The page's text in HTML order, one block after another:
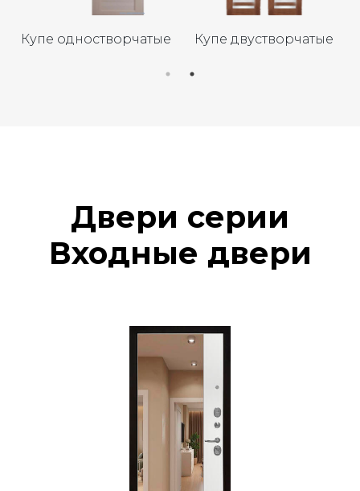
Купе одностворчатые Купе двустворчатые
Двери серии
Входные двери